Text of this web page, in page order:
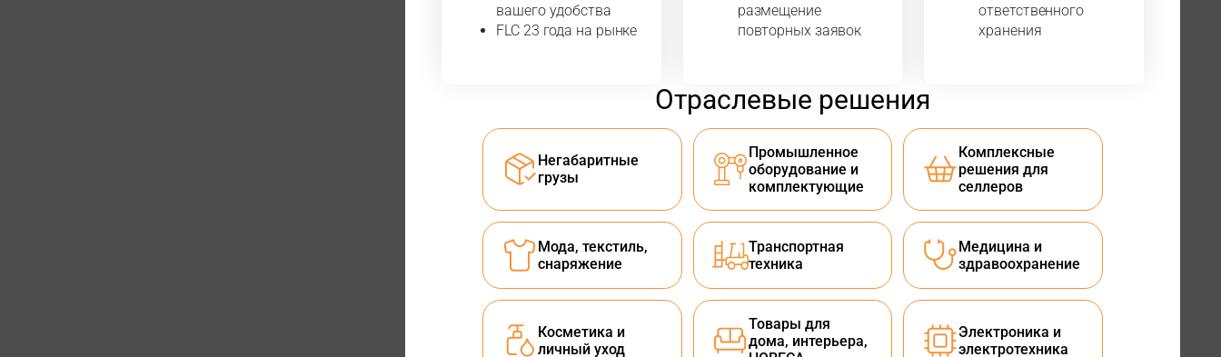
вашего удобства
FLC 23 года на рынке
размещение
повторных заявок
ответственного
хранения
Отраслевые решения
Негабаритные
грузы
Промышленное
оборудование и
комплектующие
Комплексные
решения для
селлеров
Мода, текстиль,
снаряжение
Транспортная
техника
Медицина и
здравоохранение
Косметика и
личный уход
Товары для
дома, интерьера,
Электроника и
электротехника